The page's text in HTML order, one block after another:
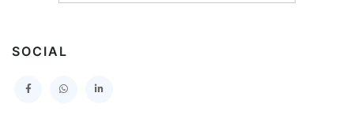
I MUNICIPALIDAD DE PROVIDENCIA
SERVICIO DE SALUD TALCAHUANO HOSPITAL DE
SOCIAL